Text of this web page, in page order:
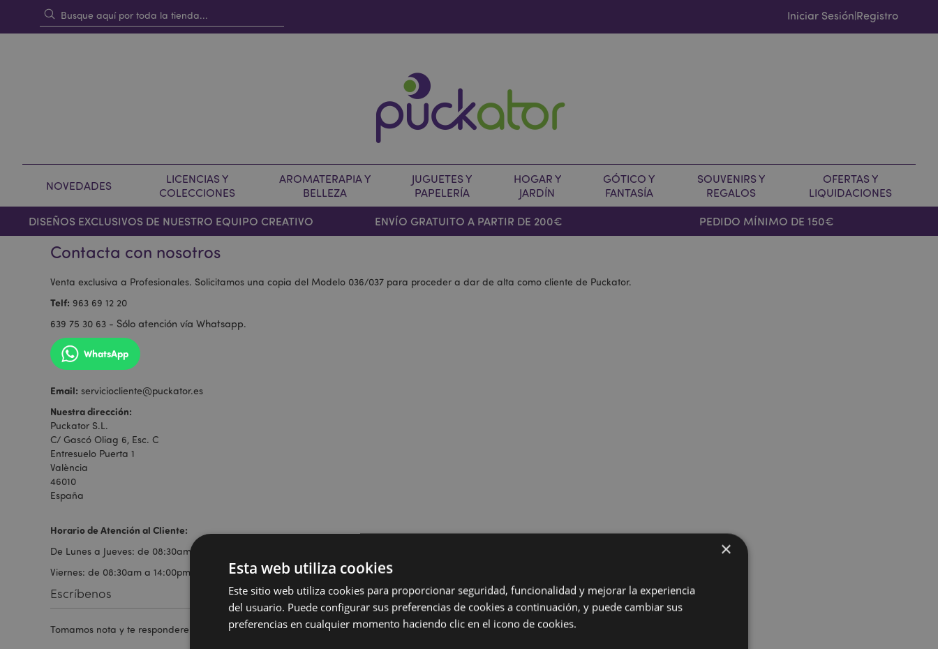
Iniciar Sesión|Registro
NOVEDADES
LICENCIAS Y
COLECCIONES
AROMATERAPIA Y
BELLEZA
JUGUETES Y
PAPELERÍA
HOGAR Y
JARDÍN
GÓTICO Y
FANTASÍA
SOUVENIRS Y
REGALOS
OFERTAS Y
LIQUIDACIONES
DISEÑOS EXCLUSIVOS DE NUESTRO EQUIPO CREATIVO ENVÍO GRATUITO A PARTIR DE 200€ PEDIDO MÍNIMO DE 150€
Contacta con nosotros
Venta exclusiva a Profesionales. Solicitamos una copia del Modelo 036/037 para proceder a dar de alta como cliente de Puckator.
Telf: 963 69 12 20
639 75 30 63 - Sólo atención vía Whatsapp.
WhatsApp
Email: serviciocliente@puckator.es
Nuestra dirección:
Puckator S.L.
C/ Gascó Oliag 6, Esc. C
Entresuelo Puerta 1
València
46010
España
Horario de Atención al Cliente:
De Lunes a Jueves: de 08:30am a 17:00pm
Viernes: de 08:30am a 14:00pm
Escríbenos
Tomamos nota y te responderemos lo antes posible.
×
Esta web utiliza cookies
Este sitio web utiliza cookies para proporcionar seguridad, funcionalidad y mejorar la experiencia
del usuario. Puede configurar sus preferencias de cookies a continuación, y puede cambiar sus
preferencias en cualquier momento haciendo clic en el icono de cookies.